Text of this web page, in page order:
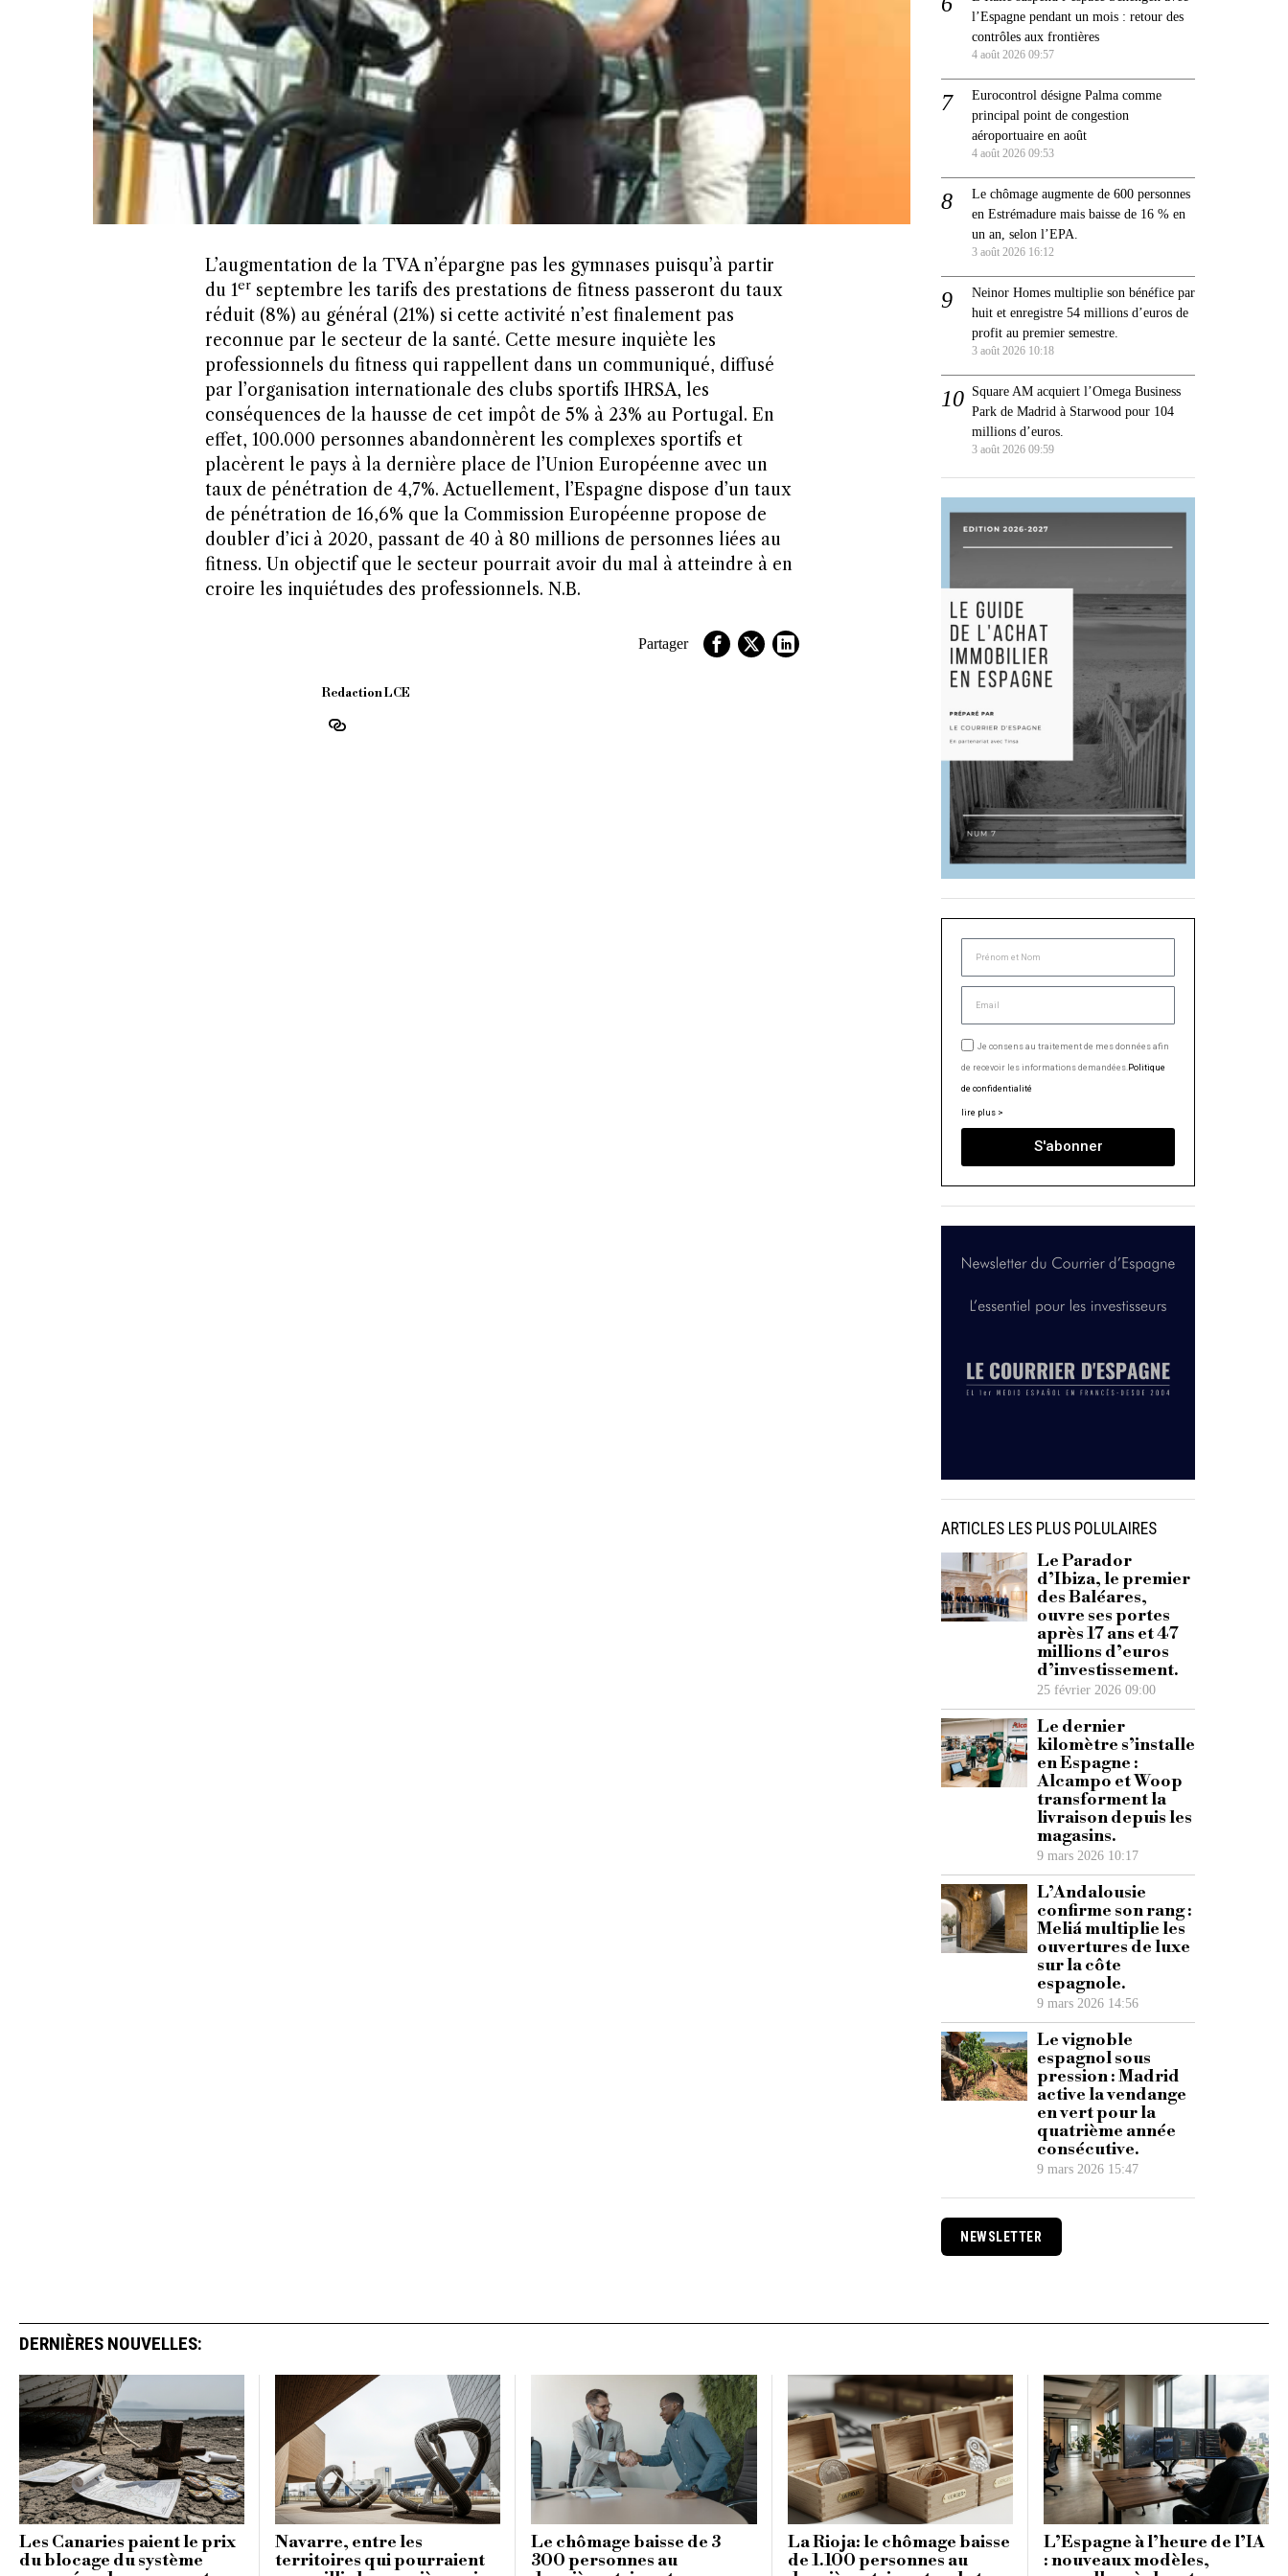
L’augmentation de la TVA n’épargne pas les gymnases puisqu’à partir
du 1erseptembre les tarifs des prestations de fitness passeront du taux
réduit (8%) au général (21%) si cette activité n’est finalement pas
reconnue par le secteur de la santé. Cette mesure inquiète les
professionnels du fitness qui rappellent dans un communiqué, diffusé
par l’organisation internationale des clubs sportifs IHRSA, les
conséquences de la hausse de cet impôt de 5% à 23% au Portugal. En
effet, 100.000 personnes abandonnèrent les complexes sportifs et
placèrent le pays à la dernière place de l’Union Européenne avec un
taux de pénétration de 4,7%. Actuellement, l’Espagne dispose d’un taux
de pénétration de 16,6% que la Commission Européenne propose de
doubler d’ici à 2020, passant de 40 à 80 millions de personnes liées au
fitness. Un objectif que le secteur pourrait avoir du mal à atteindre à en
croire les inquiétudes des professionnels. N.B.
Partager
Redaction LCE
l’Espagne pendant un mois : retour des
contrôles aux frontières
4 août 2026 09:57
Eurocontrol désigne Palma comme
principal point de congestion
aéroportuaire en août
4 août 2026 09:53
Le chômage augmente de 600 personnes
en Estrémadure mais baisse de 16 % en
un an, selon l’EPA.
3 août 2026 16:12
Neinor Homes multiplie son bénéfice par
huit et enregistre 54 millions d’euros de
profit au premier semestre.
3 août 2026 10:18
Square AM acquiert l’Omega Business
Park de Madrid à Starwood pour 104
millions d’euros.
3 août 2026 09:59
Je consens au traitement de mes données afin
de recevoir les informations demandées. Politique
de confidentialité
lire plus >
S'abonner
ARTICLES LES PLUS POLULAIRES
Le Parador
d’Ibiza, le premier
des Baléares,
ouvre ses portes
après 17 ans et 47
millions d’euros
d’investissement.
25 février 2026 09:00
Le dernier
kilomètre s’installe
en Espagne :
Alcampo et Woop
transforment la
livraison depuis les
magasins.
9 mars 2026 10:17
L’Andalousie
confirme son rang :
Meliá multiplie les
ouvertures de luxe
sur la côte
espagnole.
9 mars 2026 14:56
Le vignoble
espagnol sous
pression : Madrid
active la vendange
en vert pour la
quatrième année
consécutive.
9 mars 2026 15:47
NEWSLETTER
DERNIÈRES NOUVELLES:
Les Canaries paient le prix
du blocage du système
Navarre, entre les
territoires qui pourraient
Le chômage baisse de 3
300 personnes au
La Rioja: le chômage baisse
de 1.100 personnes au
L’Espagne à l’heure de l’IA
: nouveaux modèles,